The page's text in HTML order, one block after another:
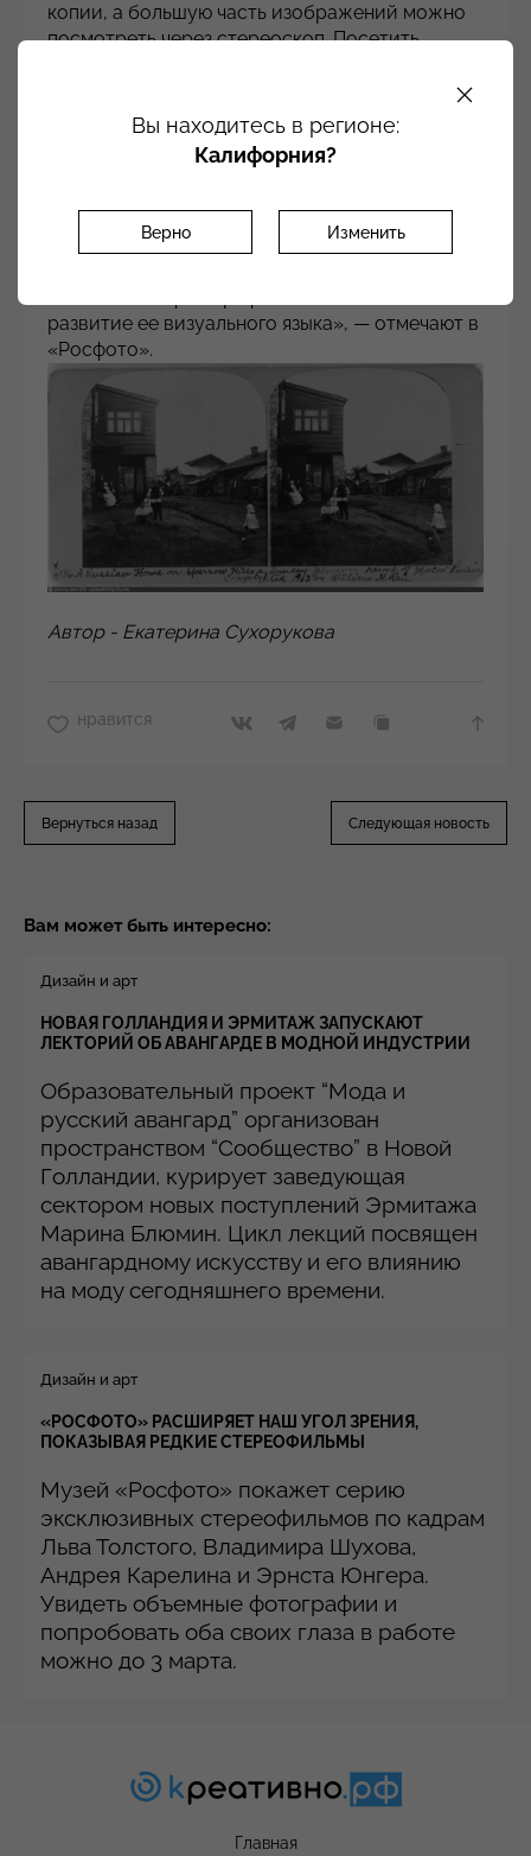
копии, а большую часть изображений можно
посмотреть через стереоскоп. Посетить
«Разговор про стереоизображения — это
одновременно разговор об анатомическом
устройстве зрения, поскольку, задаваясь
себя о том, как мы видим в принципе. [...]
Сейчас можно уверенно говорить о том, что
развитие ее визуального языка», — отмечают в
«Росфото».
Автор - Екатерина Сухорукова
нравится
Вернуться назад Следующая новость
Вам может быть интересно:
Дизайн и арт
НОВАЯ ГОЛЛАНДИЯ И ЭРМИТАЖ ЗАПУСКАЮТ
ЛЕКТОРИЙ ОБ АВАНГАРДЕ В МОДНОЙ ИНДУСТРИИ
Образовательный проект “Мода и
русский авангард” организован
пространством “Сообщество” в Новой
Голландии, курирует заведующая
сектором новых поступлений Эрмитажа
Марина Блюмин. Цикл лекций посвящен
авангардному искусству и его влиянию
на моду сегодняшнего времени.
Дизайн и арт
«РОСФОТО» РАСШИРЯЕТ НАШ УГОЛ ЗРЕНИЯ,
ПОКАЗЫВАЯ РЕДКИЕ СТЕРЕОФИЛЬМЫ
Музей «Росфото» покажет серию
эксклюзивных стереофильмов по кадрам
Льва Толстого, Владимира Шухова,
Андрея Карелина и Эрнста Юнгера.
Увидеть объемные фотографии и
попробовать оба своих глаза в работе
можно до 3 марта.
Главная
Вы находитесь в регионе:
Калифорния?
Верно Изменить